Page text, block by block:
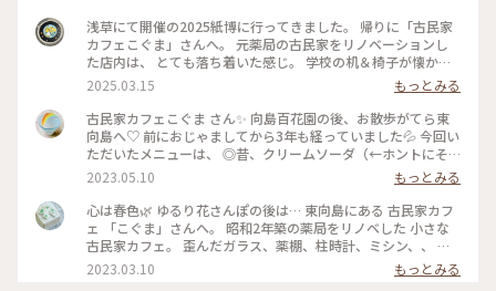
浅草にて開催の2025紙博に行ってきました。 帰りに「古民家
カフェこぐま」さんへ。 元薬局の古民家をリノベーションし
た店内は、 とても落ち着いた感じ。 学校の机＆椅子が懐かし
いかった！ 食事とスイーツで悩みましたが、 今回はランチ兼
ディナーとして焼きオムライス。 卵の下にチーズが入ってい
て、美味しかったです。 次はスイーツをいただきたいな〜 #曳
舟 #東向島 #古民家カフェ #スカイツリー
2025.03.15
もっとみる
古民家カフェこぐま さん✨ 向島百花園の後、お散歩がてら東
向島へ♡ 前におじゃましてから3年も経っていました💦 今回い
ただいたメニューは、 ◎昔、クリームソーダ（←ホントにそ
ういう名前） ◎焼きカレー ここに来ると頼みたくなるクリー
ムソーダ（笑） （前回も投稿していた😂） そしてお初の焼き
カレー旨しです！🍛 * 相変わらずレトロ感溢れ、ダウンライト
が落ち着きます。 ポイントカードをもらったので、 また訪問
したいと思います🧸💕 #こぐま #古民家カフェ #レトロ #もと
薬局 #ランチ #スイーツ食べてないよ #私のことりっぷ旅 #レ
トロな街 #ひとりカフェ部
2023.05.10
もっとみる
心は春色🌿 ゆるり花さんぽの後は… 東向島にある 古民家カフ
ェ 「こぐま」さんへ。 昭和2年築の薬局をリノベした 小さな
古民家カフェ。 歪んだガラス、薬棚、柱時計、ミシン、、 古
いものと、学校の机と椅子などなど… なんともノスタルジック
な店内で あんみつ玉と ジャスミン茶、 ショコラと珈琲のタル
2023.03.10 もっとみる